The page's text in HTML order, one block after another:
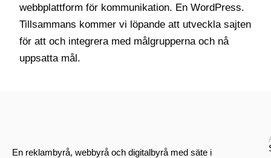
webbplattform för kommunikation. En WordPress.
Tillsammans kommer vi löpande att utveckla sajten
för att och integrera med målgrupperna och nå
uppsatta mål.
En reklambyrå, webbyrå och digitalbyrå med säte i